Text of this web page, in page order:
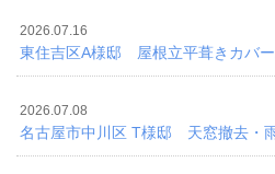
2026.07.16
東住吉区A様邸 屋根立平葺きカバ
2026.07.08
名古屋市中川区 T様邸 天窓撤去・